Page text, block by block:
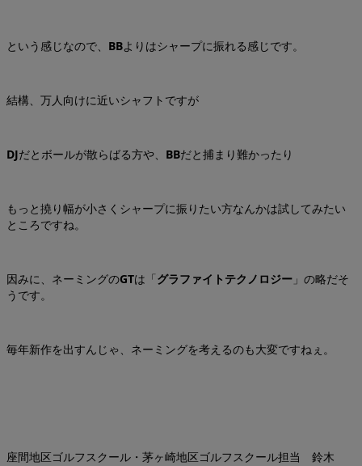
という感じなので、 BBよりはシャープに振れる感じです。
結構、万人向けに近いシャフトですが
DJだとボールが散らばる方や、 BBだと捕まり難かったり
もっと撓り幅が小さくシャープに振りたい方なんかは試してみたい
ところですね。
因みに、ネーミングのGTは「グラファイトテクノロジー 」の略だそ
うです。
毎年新作を出すんじゃ、ネーミングを考えるのも大変ですねぇ。
座間地区ゴルフスクール・茅ヶ崎地区ゴルフスクール担当 鈴木